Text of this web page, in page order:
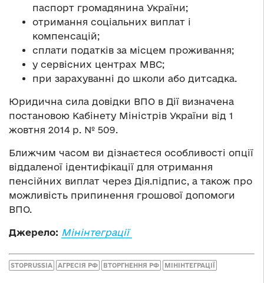
паспорт громадянина України;
отримання соціальних виплат і
компенсацій;
сплати податків за місцем проживання;
у сервісних центрах МВС;
при зарахуванні до школи або дитсадка.
Юридична сила довідки ВПО в Дії визначена
постановою Кабінету Міністрів України від 1
жовтня 2014 р. № 509.
Ближчим часом ви дізнаєтеся особливості опції
віддаленої ідентифікації для отримання
пенсійних виплат через Дія.підпис, а також про
можливість припинення грошової допомоги
ВПО.
Джерело: Мінінтеграції
STOPRUSSIA АГРЕСІЯ РФ ВТОРГНЕННЯ РФ МІНІНТЕГРАЦІЇ